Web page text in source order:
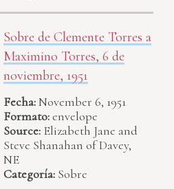
Sobre de Clemente Torres a
Maximino Torres, 6 de
noviembre, 1951
Fecha:November 6, 1951
Formato:envelope
Source: Elizabeth Jane and
Steve Shanahan of Davey,
NE
Categoría: Sobre